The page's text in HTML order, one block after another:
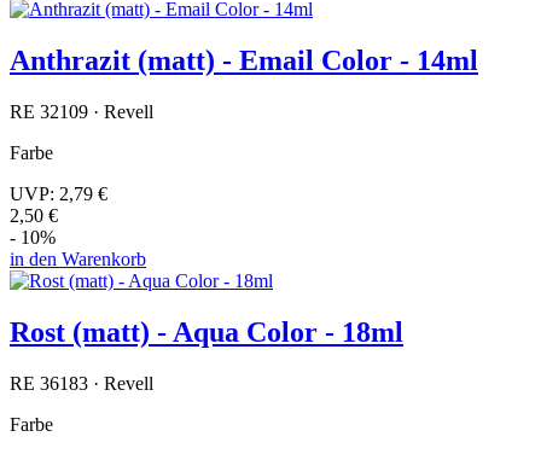
Anthrazit (matt) - Email Color - 14ml
RE 32109 · Revell
Farbe
UVP: 2,79 €
2,50 €
- 10%
in den Warenkorb
Rost (matt) - Aqua Color - 18ml
RE 36183 · Revell
Farbe